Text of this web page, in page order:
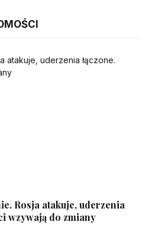
Rosja atakuje, uderzenia
wzywają do zmiany